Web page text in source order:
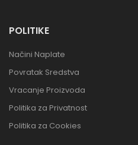
POLITIKE
Načini Naplate
Povratak Sredstva
Vracanje Proizvoda
Politika za Privatnost
Politika za Cookies